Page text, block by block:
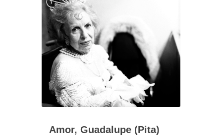
Amor, Guadalupe (Pita)